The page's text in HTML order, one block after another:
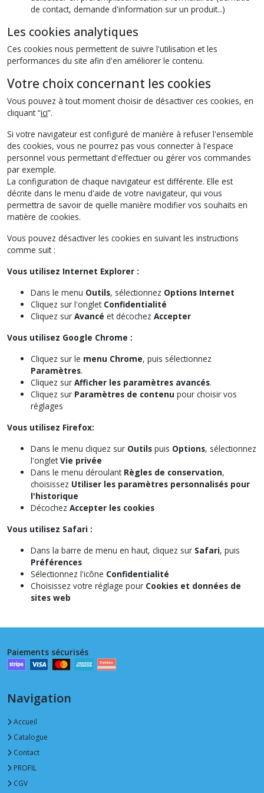
de contact, demande d'information sur un produit...)
Les cookies analytiques
Ces cookies nous permettent de suivre l'utilisation et les
performances du site afin d'en améliorer le contenu.
Votre choix concernant les cookies
Vous pouvez à tout moment choisir de désactiver ces cookies, en
cliquant “ici”.
Si votre navigateur est configuré de manière à refuser l'ensemble
des cookies, vous ne pourrez pas vous connecter à l'espace
personnel vous permettant d'effectuer ou gérer vos commandes
par exemple.
La configuration de chaque navigateur est différente. Elle est
décrite dans le menu d'aide de votre navigateur, qui vous
permettra de savoir de quelle manière modifier vos souhaits en
matière de cookies.
Vous pouvez désactiver les cookies en suivant les instructions
comme suit :
Vous utilisez Internet Explorer :
Dans le menu Outils, sélectionnez Options Internet
Cliquez sur l'onglet Confidentialité
Cliquez sur Avancé et décochez Accepter
Vous utilisez Google Chrome :
Cliquez sur le menu Chrome, puis sélectionnez
Paramètres.
Cliquez sur Afficher les paramètres avancés.
Cliquez sur Paramètres de contenu pour choisir vos
réglages
Vous utilisez Firefox:
Dans le menu cliquez sur Outils puis Options, sélectionnez
l'ongletVie privée
Dans le menu déroulant Règles de conservation,
choisissez Utiliser les paramètres personnalisés pour
l'historique
Décochez Accepter les cookies
Vous utilisez Safari :
Dans la barre de menu en haut, cliquez sur Safari, puis
Préférences
Sélectionnez l'icône Confidentialité
Choisissez votre réglage pour Cookies et données de
sites web
Paiements sécurisés
Navigation
Accueil
Catalogue
Contact
PROFIL
CGV